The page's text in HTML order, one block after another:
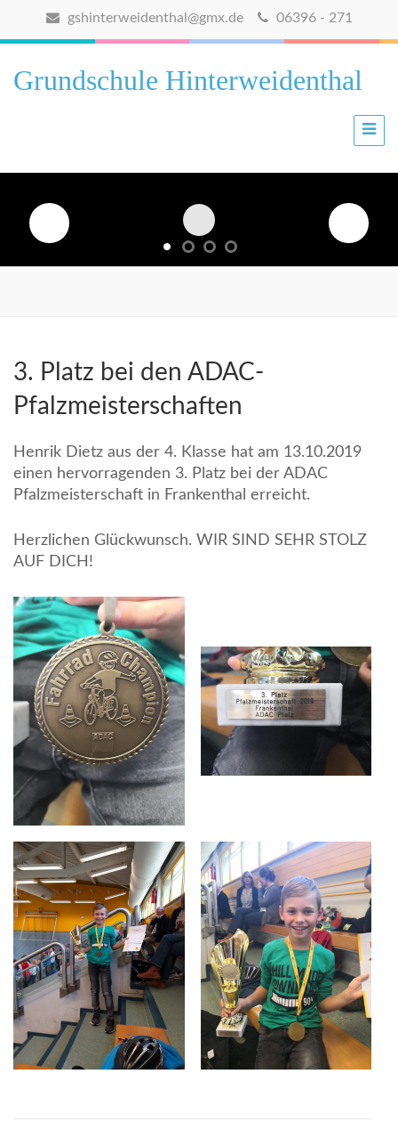
gshinterweidenthal@gmx.de 06396 - 271
Grundschule Hinterweidenthal
3. Platz bei den ADAC-
Pfalzmeisterschaften
Henrik Dietz aus der 4. Klasse hat am 13.10.2019
einen hervorragenden 3. Platz bei der ADAC
Pfalzmeisterschaft in Frankenthal erreicht.
Herzlichen Glückwunsch. WIR SIND SEHR STOLZ
AUF DICH!